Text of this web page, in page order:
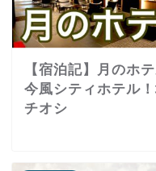
【宿泊記】月のホ
今風シティホテル
チオシ